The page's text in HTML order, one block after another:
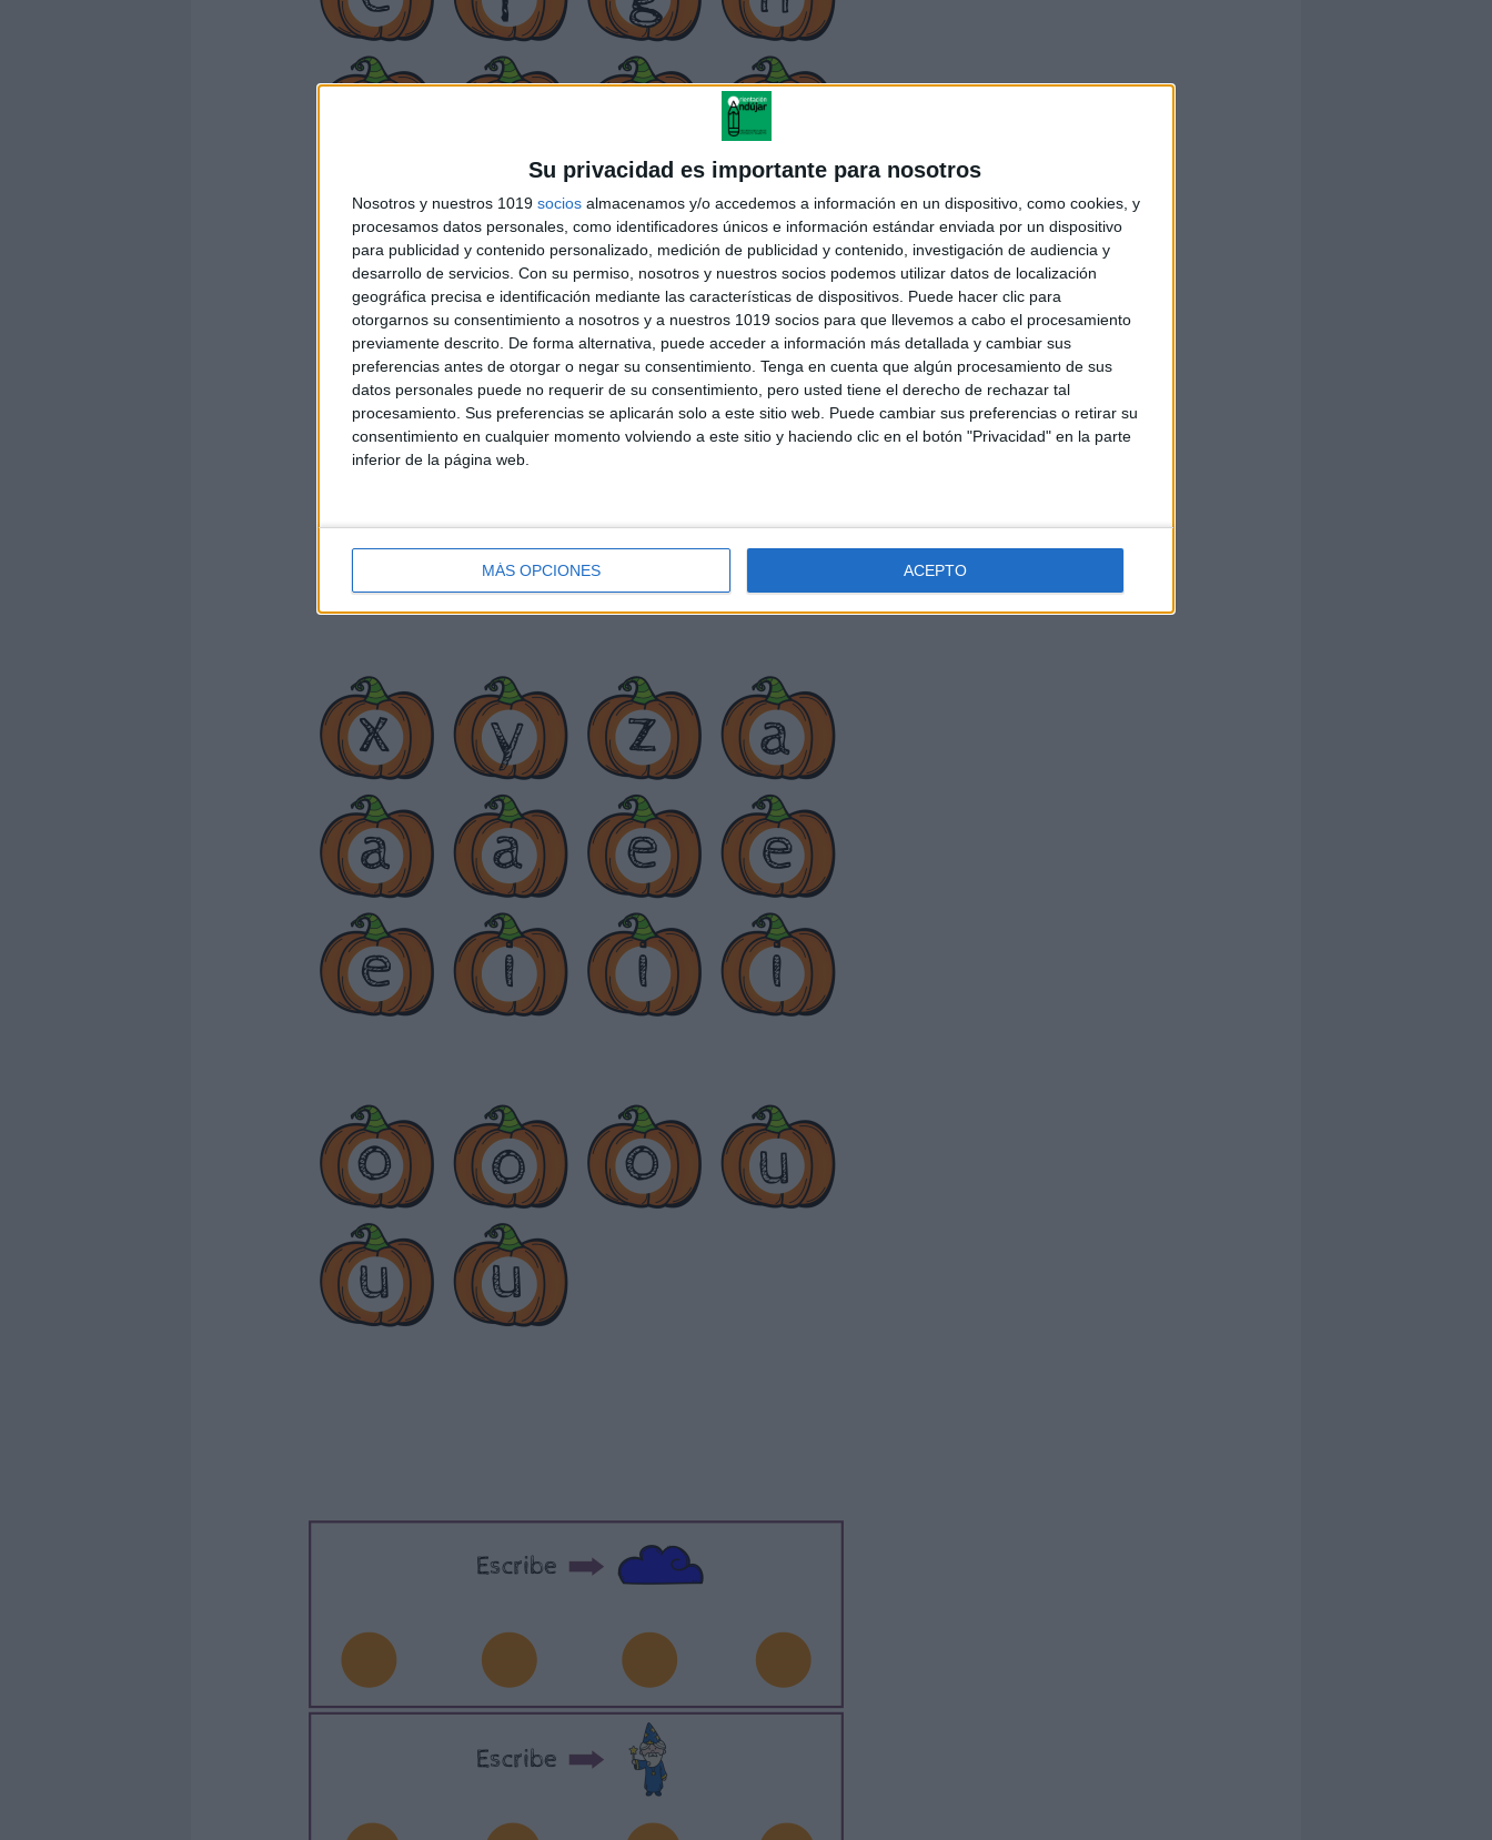
Su privacidad es importante para nosotros
Nosotros y nuestros 1019 socios almacenamos y/o accedemos a información en un dispositivo, como cookies, y
procesamos datos personales, como identificadores únicos e información estándar enviada por un dispositivo
para publicidad y contenido personalizado, medición de publicidad y contenido, investigación de audiencia y
desarrollo de servicios. Con su permiso, nosotros y nuestros socios podemos utilizar datos de localización
geográfica precisa e identificación mediante las características de dispositivos. Puede hacer clic para
otorgarnos su consentimiento a nosotros y a nuestros 1019 socios para que llevemos a cabo el procesamiento
previamente descrito. De forma alternativa, puede acceder a información más detallada y cambiar sus
preferencias antes de otorgar o negar su consentimiento. Tenga en cuenta que algún procesamiento de sus
datos personales puede no requerir de su consentimiento, pero usted tiene el derecho de rechazar tal
procesamiento. Sus preferencias se aplicarán solo a este sitio web. Puede cambiar sus preferencias o retirar su
consentimiento en cualquier momento volviendo a este sitio y haciendo clic en el botón "Privacidad" en la parte
inferior de la página web.
MÁS OPCIONES ACEPTO